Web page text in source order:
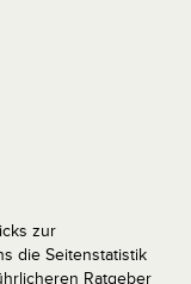
zur
die Seitenstatistik
Ratgeber